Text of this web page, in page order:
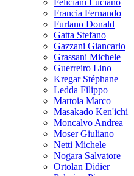
Feliciani Luciano
Francia Fernando
Furlano Donald
Gatta Stefano
Gazzani Giancarlo
Grassani Michele
Guerreiro Lino
Kregar Stéphane
Ledda Filippo
Martoia Marco
Masakado Ken'ichi
Moncalvo Andrea
Moser Giuliano
Netti Michele
Nogara Salvatore
Ortolan Didier